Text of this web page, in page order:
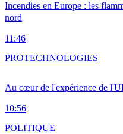
Incendies en Europe : les
nord
11:46
Au cœur de l'expérience de
10:56
PROTECHNOLOGIES
POLITIQUE